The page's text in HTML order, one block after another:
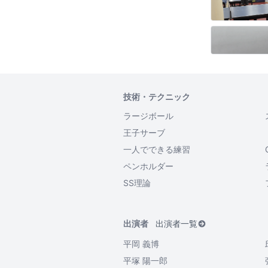
技術・テクニック
ラージボール
王子サーブ
一人でできる練習
ペンホルダー
SS理論
出演者
出演者一覧
平岡 義博
平塚 陽一郎